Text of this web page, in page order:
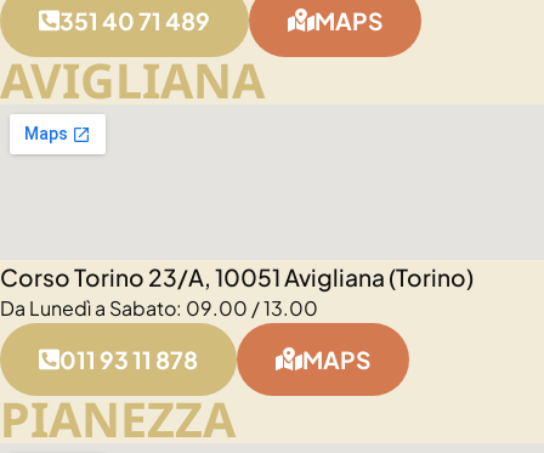
351 40 71 489 MAPS
AVIGLIANA
Corso Torino 23/A, 10051 Avigliana (Torino)
Da Lunedì a Sabato: 09.00 / 13.00
011 93 11 878 MAPS
PIANEZZA